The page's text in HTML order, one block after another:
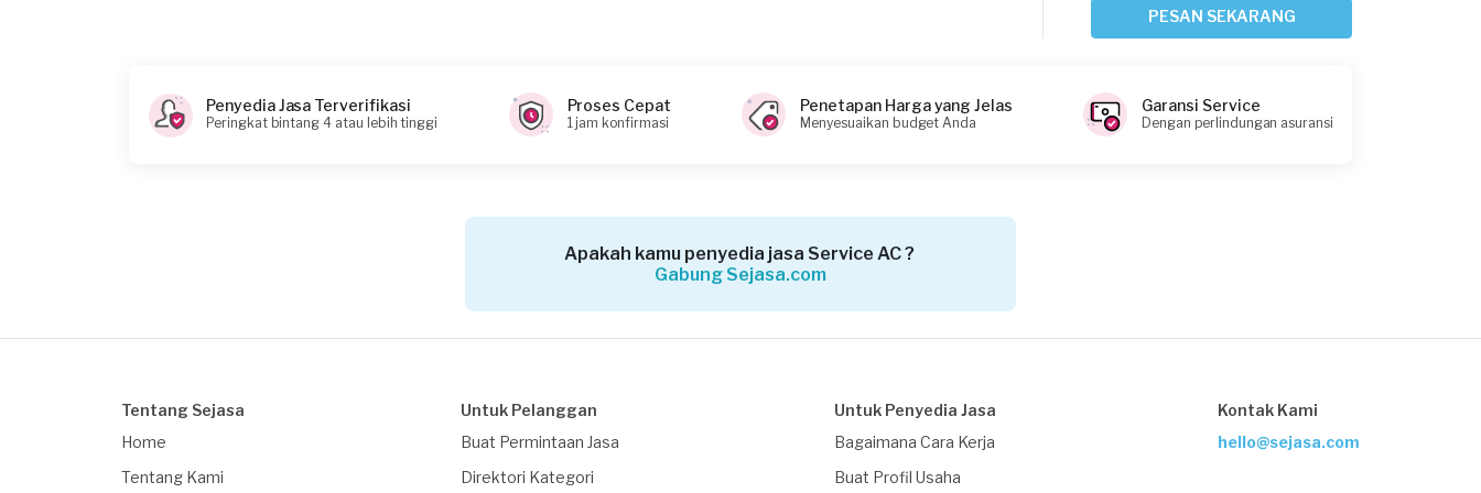
Bogor Kabupaten, Jawa Barat
Request Fulfilled
Juanda requested Service AC
PESAN SEKARANG
Penyedia Jasa Terverifikasi
Peringkat bintang 4 atau lebih tinggi
Proses Cepat
1 jam konfirmasi
Penetapan Harga yang Jelas
Menyesuaikan budget Anda
Garansi Service
Dengan perlindungan asuransi
Apakah kamu penyedia jasa Service AC ?
Gabung Sejasa.com
Tentang Sejasa
Home
Tentang Kami
Untuk Pelanggan
Buat Permintaan Jasa
Direktori Kategori
Untuk Penyedia Jasa
Bagaimana Cara Kerja
Buat Profil Usaha
Kontak Kami
hello@sejasa.com